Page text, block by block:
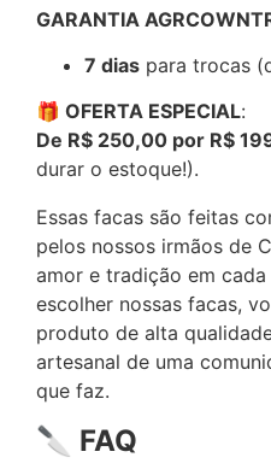
GARANTIA
7 dias para trocas
🎁 OFERTA ESPECIAL:
De R$ 250,00 por R$
durar o estoque!).
Essas facas são feitas
pelos nossos irmãos de
amor e tradição em
escolher nossas facas,
produto de alta
artesanal de uma
que faz.
🔪 FAQ